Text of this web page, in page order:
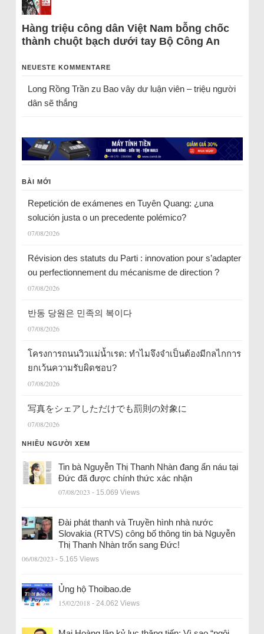
Hàng triệu công dân Việt Nam bỗng chốc
thành chuột bạch dưới tay Bộ Công An
NEUESTE KOMMENTARE
Long Rồng Trầnzu Bao vây dư luận viên – triệu người
dân sẽ thắng
BÀI MỚI
Repetición de exámenes en Tuyên Quang: ¿una
solución justa o un precedente polémico?
07/08/2026
Révision des statuts du Parti : innovation pour s’adapter
ou perfectionnement du mécanisme de direction ?
07/08/2026
반동 당원은 민족의 복이다
07/08/2026
โครงการถนนวิวแม่น้ำเรด: ทำไมจึงจำเป็นต้องมีกลไกการ
ยกเว้นความรับผิดชอบ?
07/08/2026
写真をシェアしただけでも罰則の対象に
07/08/2026
NHIỀU NGƯỜI XEM
Tin bà Nguyễn Thị Thanh Nhàn đang ẩn náu tại
Đức đã được chính thức xác nhận
07/08/2023 - 15.069 Views
Đài phát thanh và Truyền hình nhà nước
Slovakia (RTVS) công bố thông tin bà Nguyễn
Thị Thanh Nhàn trốn sang Đức!
06/08/2023 - 5.165 Views
Ủng hộ Thoibao.de
15/02/2018 - 24.062 Views